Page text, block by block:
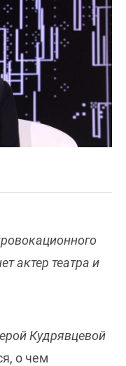
актер театра и
Кудрявцевой
о чем